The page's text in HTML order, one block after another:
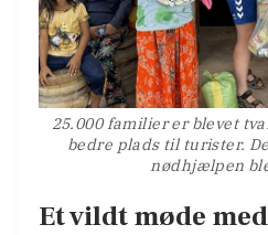
25.000 familier er blevet
bedre plads til turister.
nødhjælpen
Et vildt møde